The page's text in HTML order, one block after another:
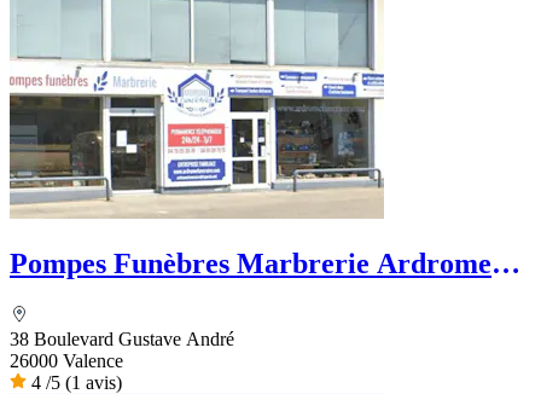
Pompes Funèbres Marbrerie Ardrome
38 Boulevard Gustave André
26000 Valence
4 /5 (1 avis)